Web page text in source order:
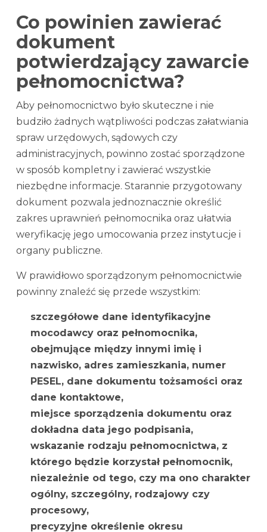
Co powinien zawierać
dokument
potwierdzający zawarcie
pełnomocnictwa?
Aby pełnomocnictwo było skuteczne i nie
budziło żadnych wątpliwości podczas załatwiania
spraw urzędowych, sądowych czy
administracyjnych, powinno zostać sporządzone
w sposób kompletny i zawierać wszystkie
niezbędne informacje. Starannie przygotowany
dokument pozwala jednoznacznie określić
zakres uprawnień pełnomocnika oraz ułatwia
weryfikację jego umocowania przez instytucje i
organy publiczne.
W prawidłowo sporządzonym pełnomocnictwie
powinny znaleźć się przede wszystkim:
szczegółowe dane identyfikacyjne
mocodawcy oraz pełnomocnika,
obejmujące między innymi imię i
nazwisko, adres zamieszkania, numer
PESEL, dane dokumentu tożsamości oraz
dane kontaktowe,
miejsce sporządzenia dokumentu oraz
dokładna data jego podpisania,
wskazanie rodzaju pełnomocnictwa, z
którego będzie korzystał pełnomocnik,
niezależnie od tego, czy ma ono charakter
ogólny, szczególny, rodzajowy czy
procesowy,
precyzyjne określenie okresu